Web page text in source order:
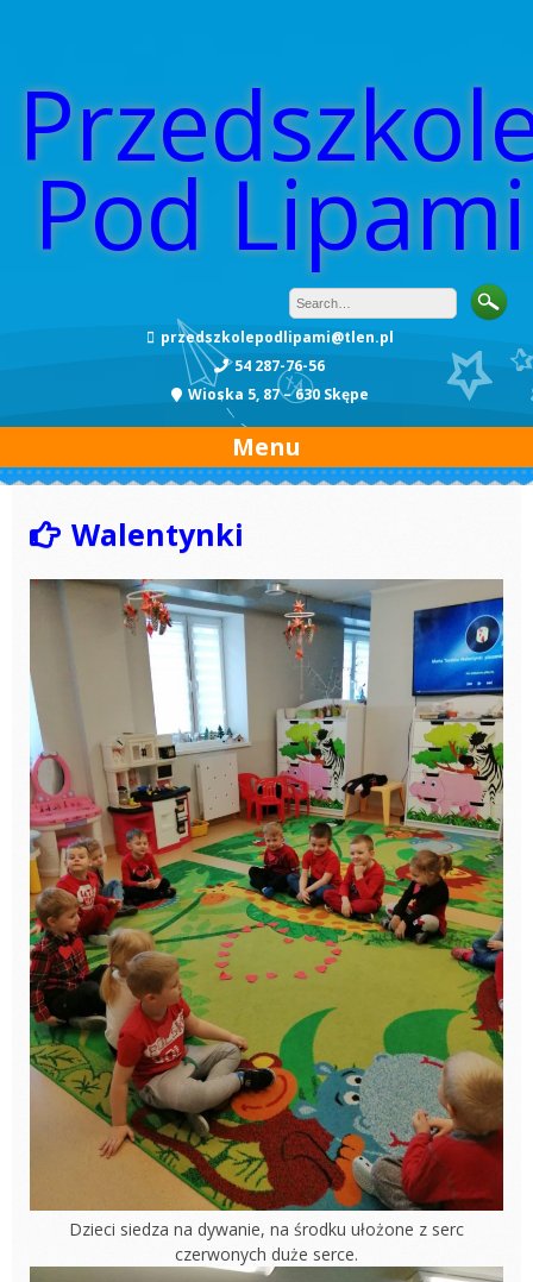
Pod Lipami
przedszkolepodlipami@tlen.pl
54 287-76-56
Wioska 5, 87 – 630 Skępe
Menu
Walentynki
Dzieci siedza na dywanie, na środku ułożone z serc
czerwonych duże serce.